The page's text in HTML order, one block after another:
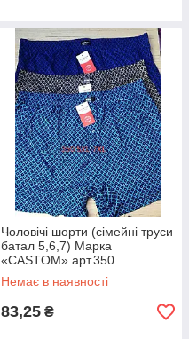
Чоловічі шорти (сімейні труси
батал 5,6,7) Марка
«CASTOM» арт.350
Немає в наявності
83,25 ₴